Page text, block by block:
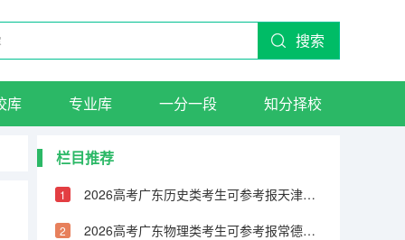
搜索
库 专业库 一分一段 知分择校
栏目推荐
2026高考广东历史类考生可参考报天津城市建设管理职业技术学院的专业汇总
2026高考广东物理类考生可参考报常德职业技术学院的专业汇总